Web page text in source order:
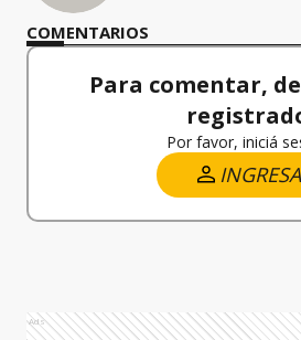
COMENTARIOS
Para comentar,
Por favor, iniciá
INGRESA
Ads